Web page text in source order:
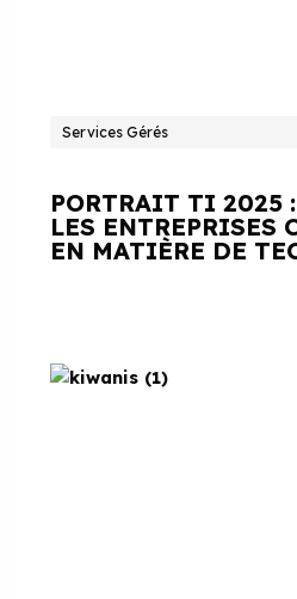
Services Gérés
PORTRAIT TI 2025
LES ENTREPRISES
EN MATIÈRE DE